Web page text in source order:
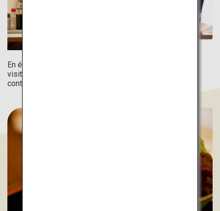
En été, la glace pilée est incontournable. Lors de vos
visites, optez pour de délicieux plats froids pour lutter
contre la chaleur de l'été.